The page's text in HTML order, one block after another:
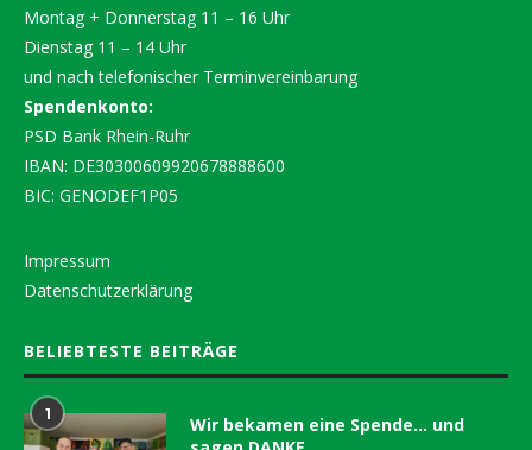
Montag + Donnerstag 11 – 16 Uhr
Dienstag 11 – 14 Uhr
und nach telefonischer Terminvereinbarung
Spendenkonto:
PSD Bank Rhein-Ruhr
IBAN: DE30300609920678888600
BIC: GENODEF1P05
Impressum
Datenschutzerklärung
BELIEBTESTE BEITRÄGE
1
Wir bekamen eine Spende… und